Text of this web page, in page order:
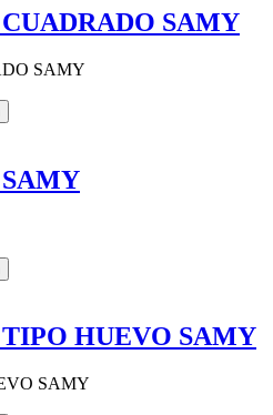
SAMY
SAMY
HUEVO SAMY
SAMY